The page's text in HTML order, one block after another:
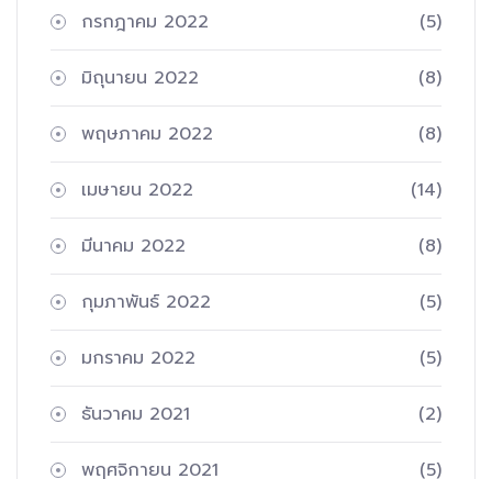
กรกฎาคม 2022 (5)
มิถุนายน 2022 (8)
พฤษภาคม 2022 (8)
เมษายน 2022 (14)
มีนาคม 2022 (8)
กุมภาพันธ์ 2022 (5)
มกราคม 2022 (5)
ธันวาคม 2021 (2)
พฤศจิกายน 2021 (5)